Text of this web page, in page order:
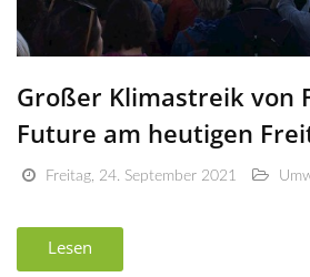
Großer Klimastreik von
Future am heutigen
Freitag, 24. September 2021
Lesen